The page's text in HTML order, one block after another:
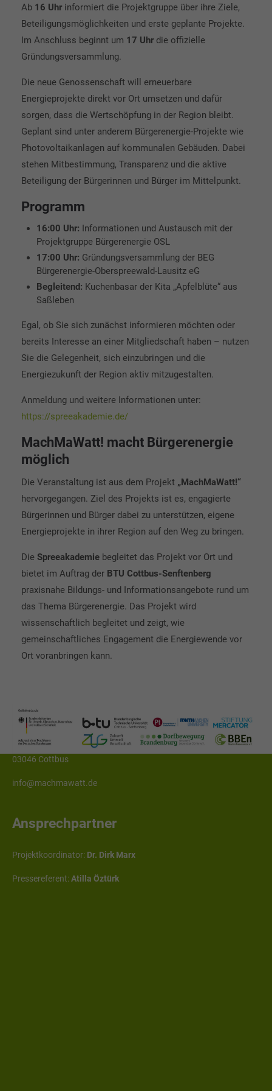
Ab 16 Uhr informiert die Projektgruppe über ihre Ziele,
Beteiligungsmöglichkeiten und erste geplante Projekte.
Im Anschluss beginnt um 17 Uhr die offizielle
Gründungsversammlung.
Die neue Genossenschaft will erneuerbare
Energieprojekte direkt vor Ort umsetzen und dafür
sorgen, dass die Wertschöpfung in der Region bleibt.
Geplant sind unter anderem Bürgerenergie-Projekte wie
Photovoltaikanlagen auf kommunalen Gebäuden. Dabei
stehen Mitbestimmung, Transparenz und die aktive
Beteiligung der Bürgerinnen und Bürger im Mittelpunkt.
Programm
16:00 Uhr: Informationen und Austausch mit der
Projektgruppe Bürgerenergie OSL
17:00 Uhr: Gründungsversammlung der BEG
Bürgerenergie-Oberspreewald-Lausitz eG
Begleitend: Kuchenbasar der Kita „Apfelblüte“ aus
Saßleben
Egal, ob Sie sich zunächst informieren möchten oder
bereits Interesse an einer Mitgliedschaft haben – nutzen
Sie die Gelegenheit, sich einzubringen und die
Energiezukunft der Region aktiv mitzugestalten.
Anmeldung und weitere Informationen unter:
https://spreeakademie.de/
MachMaWatt! macht Bürgerenergie
möglich
Die Veranstaltung ist aus dem Projekt „MachMaWatt!“
hervorgegangen. Ziel des Projekts ist es, engagierte
Bürgerinnen und Bürger dabei zu unterstützen, eigene
Energieprojekte in ihrer Region auf den Weg zu bringen.
Die Spreeakademie begleitet das Projekt vor Ort und
bietet im Auftrag der BTU Cottbus-Senftenberg
praxisnahe Bildungs- und Informationsangebote rund um
das Thema Bürgerenergie. Das Projekt wird
wissenschaftlich begleitet und zeigt, wie
gemeinschaftliches Engagement die Energiewende vor
Ort voranbringen kann.
Kontaktieren Sie uns:
Anschrift
Brandenburgische Technische Universität
Fakultaet V, Raum 526, Lehrgebäude 10,
Erich-Weinert-Straße 1
03046 Cottbus
info@machmawatt.de
Ansprechpartner
Projektkoordinator: Dr. Dirk Marx
Pressereferent:Atilla Öztürk